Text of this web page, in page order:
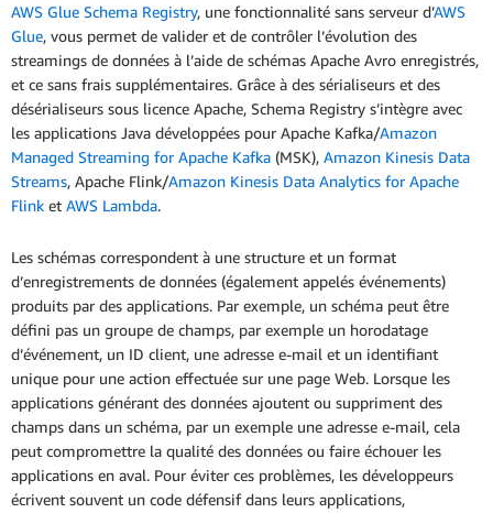
AWS Glue Schema Registry, une fonctionnalité sans serveur d’AWS
Glue, vous permet de valider et de contrôler l’évolution des
streamings de données à l’aide de schémas Apache Avro enregistrés,
et ce sans frais supplémentaires. Grâce à des sérialiseurs et des
désérialiseurs sous licence Apache, Schema Registry s’intègre avec
les applications Java développées pour Apache Kafka/Amazon
Managed Streaming for Apache Kafka (MSK), Amazon Kinesis Data
Streams, Apache Flink/Amazon Kinesis Data Analytics for Apache
Flink et AWS Lambda.
Les schémas correspondent à une structure et un format
d’enregistrements de données (également appelés événements)
produits par des applications. Par exemple, un schéma peut être
défini pas un groupe de champs, par exemple un horodatage
d’événement, un ID client, une adresse e-mail et un identifiant
unique pour une action effectuée sur une page Web. Lorsque les
applications générant des données ajoutent ou suppriment des
champs dans un schéma, par un exemple une adresse e-mail, cela
peut compromettre la qualité des données ou faire échouer les
applications en aval. Pour éviter ces problèmes, les développeurs
écrivent souvent un code défensif dans leurs applications,